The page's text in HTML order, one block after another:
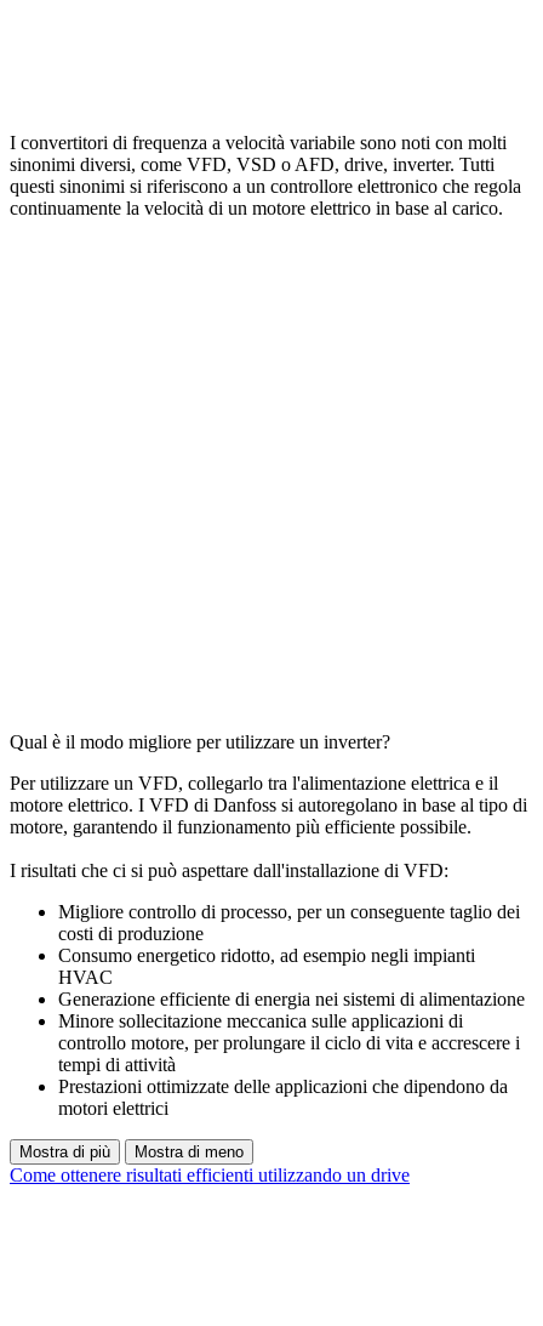
I convertitori di frequenza a velocità variabile sono noti con molti
sinonimi diversi, come VFD, VSD o AFD, drive, inverter. Tutti
questi sinonimi si riferiscono a un controllore elettronico che regola
continuamente la velocità di un motore elettrico in base al carico.
Qual è il modo migliore per utilizzare un inverter?
Per utilizzare un VFD, collegarlo tra l'alimentazione elettrica e il
motore elettrico. I VFD di Danfoss si autoregolano in base al tipo di
motore, garantendo il funzionamento più efficiente possibile.
I risultati che ci si può aspettare dall'installazione di VFD:
Migliore controllo di processo, per un conseguente taglio dei
costi di produzione
Consumo energetico ridotto, ad esempio negli impianti
HVAC
Generazione efficiente di energia nei sistemi di alimentazione
Minore sollecitazione meccanica sulle applicazioni di
controllo motore, per prolungare il ciclo di vita e accrescere i
tempi di attività
Prestazioni ottimizzate delle applicazioni che dipendono da
motori elettrici
Mostra di più Mostra di meno
Come ottenere risultati efficienti utilizzando un drive